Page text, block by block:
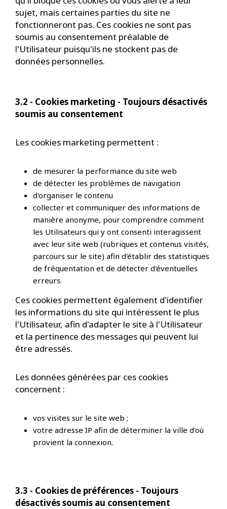
sujet, mais certaines parties du site ne
fonctionneront pas. Ces cookies ne sont pas
soumis au consentement préalable de
l'Utilisateur puisqu'ils ne stockent pas de
données personnelles.
3.2 - Cookies marketing - Toujours désactivés
soumis au consentement
Les cookies marketing permettent :
de mesurer la performance du site web
de détecter les problèmes de navigation
d'organiser le contenu
collecter et communiquer des informations de
manière anonyme, pour comprendre comment
les Utilisateurs qui y ont consenti interagissent
avec leur site web (rubriques et contenus visités,
parcours sur le site) afin d'établir des statistiques
de fréquentation et de détecter d'éventuelles
erreurs.
Ces cookies permettent également d'identifier
les informations du site qui intéressent le plus
l'Utilisateur, afin d'adapter le site à l'Utilisateur
et la pertinence des messages qui peuvent lui
être adressés.
Les données générées par ces cookies
concernent :
vos visites sur le site web ;
votre adresse IP afin de déterminer la ville d'où
provient la connexion.
3.3 - Cookies de préférences - Toujours
désactivés soumis au consentement